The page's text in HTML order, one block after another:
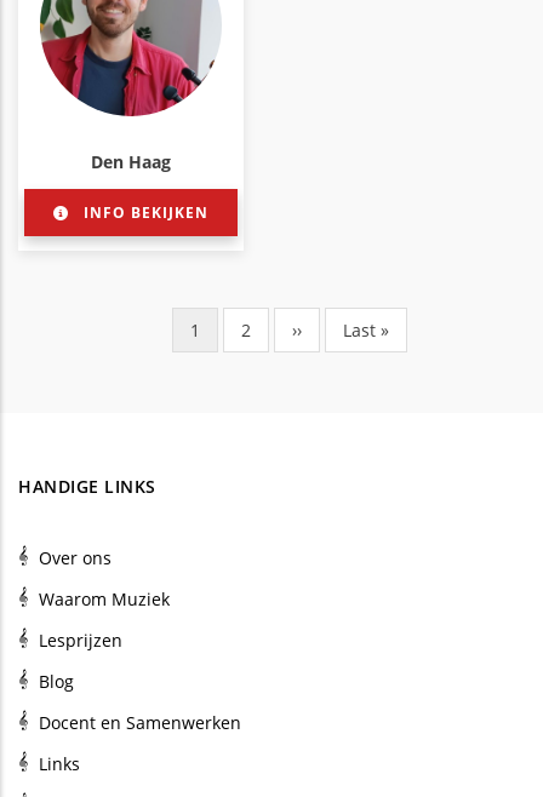
Den Haag
INFO BEKIJKEN
Huidige
pagina
1 Pagina
2
Volgende
pagina
››
Laatste
pagina
Last »
HANDIGE LINKS
Over ons
Waarom Muziek
Lesprijzen
Blog
Docent en Samenwerken
Links